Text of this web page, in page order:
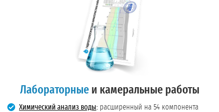
Лабораторныеи камеральные работы
Химический анализ воды: расширенный на 54 компонента